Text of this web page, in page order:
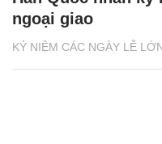
KỶ NIỆM CÁC NGÀY LỄ
ngoại giao